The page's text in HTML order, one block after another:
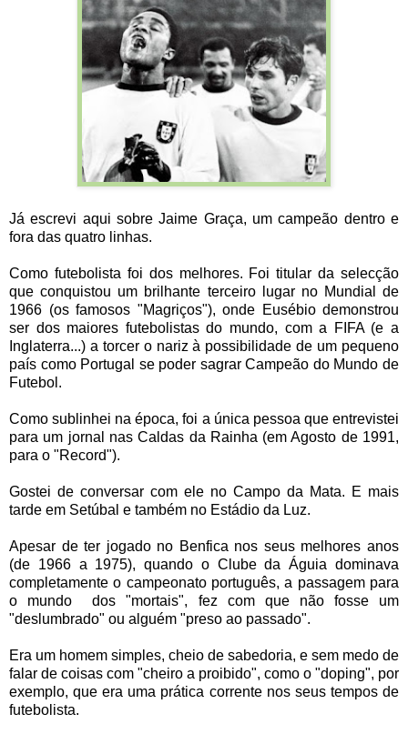
Já escrevi aqui sobre Jaime Graça, um campeão dentro e
fora das quatro linhas.
Como futebolista foi dos melhores. Foi titular da selecção
que conquistou um brilhante terceiro lugar no Mundial de
1966 (os famosos "Magriços"), onde Eusébio demonstrou
ser dos maiores futebolistasdo mundo, com a FIFA (e a
Inglaterra...) a torcer o nariz à possibilidade de um pequeno
país como Portugal se poder sagrar Campeão do Mundo de
Futebol.
Como sublinhei na época, foi a única pessoa que entrevistei
para um jornal nas Caldas da Rainha (em Agosto de 1991,
para o "Record").
Gostei de conversar com ele no Campo da Mata. E mais
tarde em Setúbal e também no Estádio da Luz.
Apesar de ter jogado no Benfica nos seus melhores anos
(de 1966 a 1975), quando o Clube da Águia dominava
completamente o campeonato português, a passagem para
o mundo dos "mortais", fez com que não fosse um
"deslumbrado" ou alguém "preso ao passado".
Era um homem simples, cheio de sabedoria, e sem medo de
falar de coisas com "cheiro a proibido", como o "doping", por
exemplo, que era uma prática corrente nos seus tempos de
futebolista.